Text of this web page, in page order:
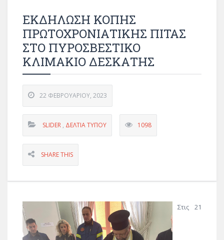
ΕΚΔΗΛΩΣΗ ΚΟΠΗΣ
ΠΡΩΤΟΧΡΟΝΙΑΤΙΚΗΣ ΠΙΤΑΣ
ΣΤΟ ΠΥΡΟΣΒΕΣΤΙΚΟ
ΚΛΙΜΑΚΙΟ ΔΕΣΚΑΤΗΣ
22 ΦΕΒΡΟΥΑΡΊΟΥ, 2023
SLIDER , ΔΕΛΤΊΑ ΤΎΠΟΥ 1098
SHARE THIS
Στις 21